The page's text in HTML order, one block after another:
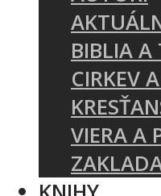
BIBLIA A
CIRKEV
VIERA A